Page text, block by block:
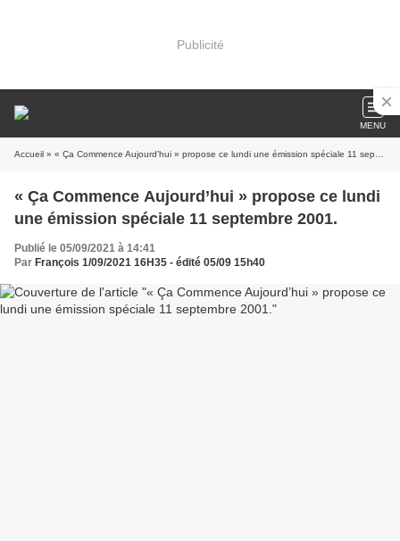
Publicité
MENU
Accueil » « Ça Commence Aujourd’hui » propose ce lundi une émission spéciale 11 septembre 2001.
« Ça Commence Aujourd’hui » propose ce lundi
une émission spéciale 11 septembre 2001.
Publié le 05/09/2021 à 14:41
Par François 1/09/2021 16H35 - édité 05/09 15h40